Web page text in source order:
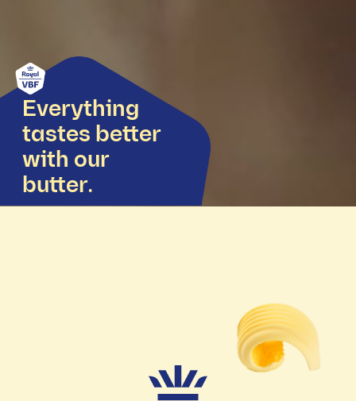
Everything
tastes better
with our
butter.